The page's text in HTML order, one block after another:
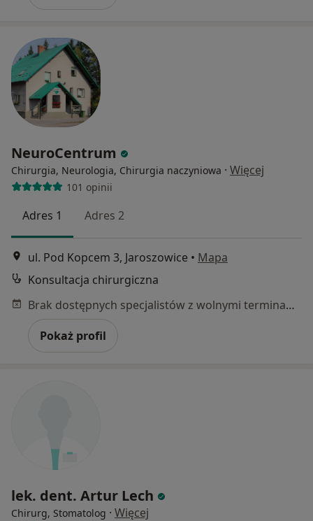
NeuroCentrum
Chirurgia, Neurologia, Chirurgia naczyniowa · Więcej
101 opinii
Adres 1 Adres 2
ul. Pod Kopcem 3, Jaroszowice • Mapa
Konsultacja chirurgiczna
Brak dostępnych specjalistów z wolnymi terminami w tym centrum medycznym.
Pokaż profil
lek. dent. Artur Lech
Chirurg, Stomatolog · Więcej